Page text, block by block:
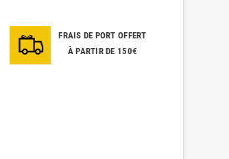
FRAIS DE PORT OFFERT
À PARTIR DE 150€